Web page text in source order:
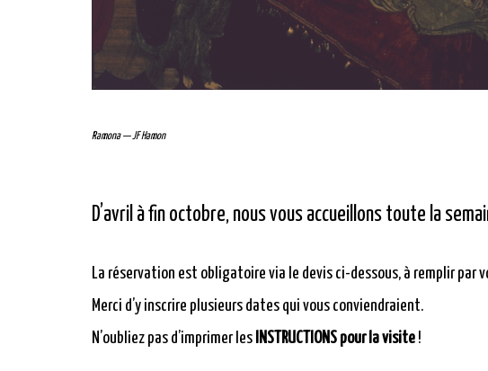
Ramona — JF Hamon
D’avril à fin octobre, nous vous accueillons toute la
La réservation est obligatoire via le devis ci-dessous, à remplir par
Merci d’y inscrire plusieurs dates qui vous conviendraient.
N’oubliez pas d’imprimer les INSTRUCTIONS pour la visite !